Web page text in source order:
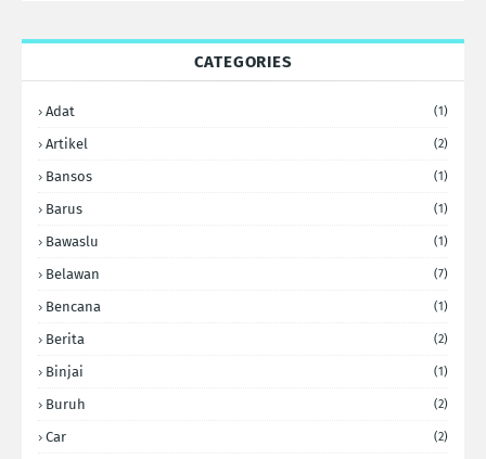
CATEGORIES
Adat (1)
Artikel (2)
Bansos (1)
Barus (1)
Bawaslu (1)
Belawan (7)
Bencana (1)
Berita (2)
Binjai (1)
Buruh (2)
Car (2)